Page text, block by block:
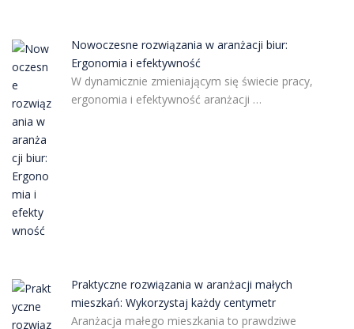
Nowoczesne rozwiązania w aranżacji biur:
Ergonomia i efektywność
W dynamicznie zmieniającym się świecie pracy,
ergonomia i efektywność aranżacji …
Praktyczne rozwiązania w aranżacji małych
mieszkań: Wykorzystaj każdy centymetr
Aranżacja małego mieszkania to prawdziwe